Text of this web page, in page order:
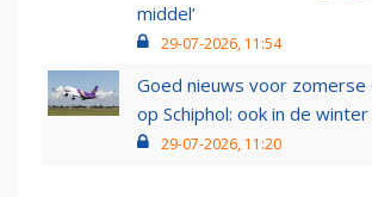
middel’
29-07-2026, 11:54
Goed nieuws voor zomerse
op Schiphol: ook in de
29-07-2026, 11:20